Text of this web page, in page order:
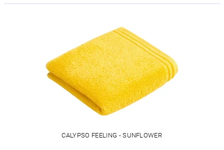
CALYPSO FEELING - SUNFLOWER